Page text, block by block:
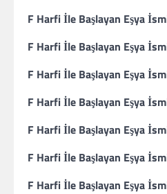
F Harfi İle Başlayan Eşya
F Harfi İle Başlayan Eşya
F Harfi İle Başlayan Eşya
F Harfi İle Başlayan Eşya
F Harfi İle Başlayan Eşya
F Harfi İle Başlayan Eşya
F Harfi İle Başlayan Eşya